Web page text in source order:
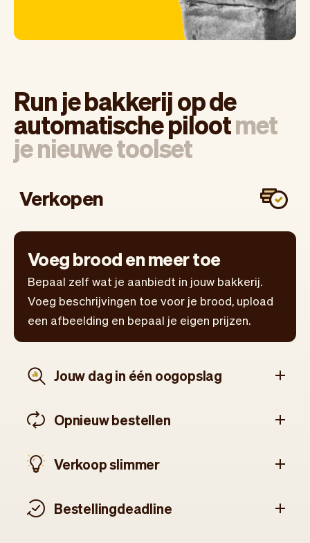
Run je bakkerij op de
automatische pilootmet
je nieuwe toolset
Verkopen
Voeg brood en meer toe
Bepaal zelf wat je aanbiedt in jouw bakkerij.
Voeg beschrijvingen toe voor je brood, upload
een afbeelding en bepaal je eigen prijzen.
Jouw dag in één oogopslag
Opnieuw bestellen
Verkoop slimmer
Bestellingdeadline